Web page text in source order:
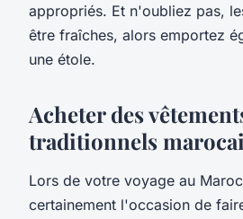
appropriés. Et n'oubliez pas,
être fraîches, alors emportez
une étole.
Acheter des
traditionnels
Lors de votre voyage au
certainement l'occasion de